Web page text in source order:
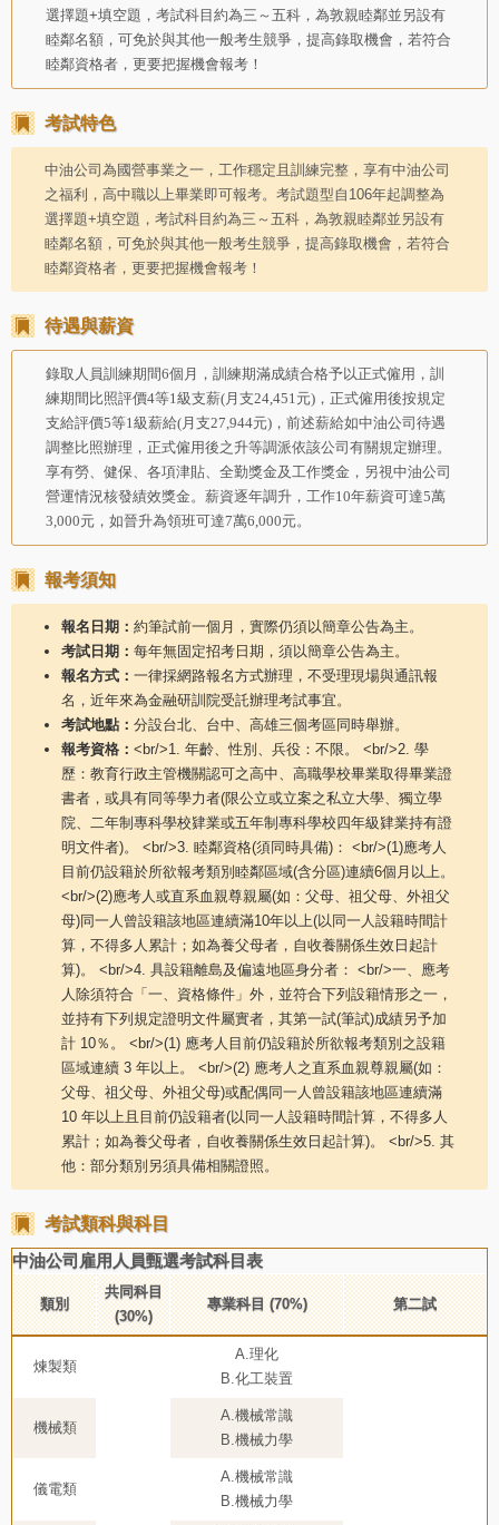
選擇題+填空題，考試科目約為三～五科，為敦親睦鄰並另設有
睦鄰名額，可免於與其他一般考生競爭，提高錄取機會，若符合
睦鄰資格者，更要把握機會報考！
考試特色
中油公司為國營事業之一，工作穩定且訓練完整，享有中油公司
之福利，高中職以上畢業即可報考。考試題型自106年起調整為
選擇題+填空題，考試科目約為三～五科，為敦親睦鄰並另設有
睦鄰名額，可免於與其他一般考生競爭，提高錄取機會，若符合
睦鄰資格者，更要把握機會報考！
待遇與薪資
錄取人員訓練期間6個月，訓練期滿成績合格予以正式僱用，訓
練期間比照評價4等1 級支薪( 月支24,451 元) ，正式僱用後按規定
支給評價5等1 級薪給( 月支27,944元) ，前述薪給如中油公司待遇
調整比照辦理，正式僱用後之升等調派依該公司有關規定辦理。
享有勞、健保、各項津貼、全勤獎金及工作獎金，另視中油公司
營運情況核發績效獎金。薪資逐年調升，工作10年薪資可達5萬
3,000元，如晉升為領班可達7萬6,000元。
報考須知
報名日期： 約筆試前一個月，實際仍須以簡章公告為主。
考試日期： 每年無固定招考日期，須以簡章公告為主。
報名方式： 一律採網路報名方式辦理，不受理現場與通訊報
名，近年來為金融研訓院受託辦理考試事宜。
考試地點： 分設台北、台中、高雄三個考區同時舉辦。
報考資格： <br/>1. 年齡、性別、兵役：不限。 <br/>2. 學
歷：教育行政主管機關認可之高中、高職學校畢業取得畢業證
書者，或具有同等學力者(限公立或立案之私立大學、獨立學
院、二年制專科學校肄業或五年制專科學校四年級肄業持有證
明文件者)。 <br/>3. 睦鄰資格(須同時具備)： <br/>(1)應考人
目前仍設籍於所欲報考類別睦鄰區域(含分區)連續6個月以上。
<br/>(2)應考人或直系血親尊親屬(如：父母、祖父母、外祖父
母)同一人曾設籍該地區連續滿10年以上(以同一人設籍時間計
算，不得多人累計；如為養父母者，自收養關係生效日起計
算)。 <br/>4. 具設籍離島及偏遠地區身分者： <br/>一、應考
人除須符合「一、資格條件」外，並符合下列設籍情形之一，
並持有下列規定證明文件屬實者，其第一試(筆試)成績另予加
計 10％。 <br/>(1) 應考人目前仍設籍於所欲報考類別之設籍
區域連續 3 年以上。 <br/>(2) 應考人之直系血親尊親屬(如：
父母、祖父母、外祖父母)或配偶同一人曾設籍該地區連續滿
10 年以上且目前仍設籍者(以同一人設籍時間計算，不得多人
累計；如為養父母者，自收養關係生效日起計算)。 <br/>5. 其
他：部分類別另須具備相關證照。
考試類科與科目
中油公司雇用人員甄選考試科目表
類別
共同科目
(30%)
專業科目 (70%) 第二試
煉製類
A.理化
B.化工裝置
機械類
A.機械常識
B.機械力學
儀電類
A.機械常識
B.機械力學